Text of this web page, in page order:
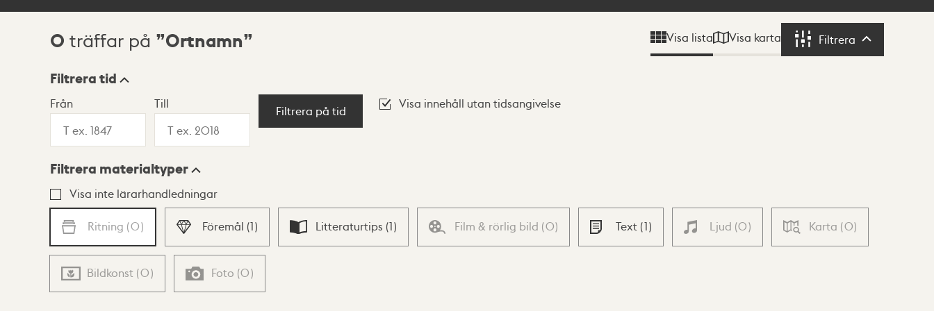
Sökresultat
0 träffar på Ortnamn Visa lista Visa karta Filtrera Filtrera
Visningsläge
Lista Karta
Filtrera tid
Från Till
Filtrera på tid
Visa innehåll utan tidsangivelse
Filtrera materialtyper
Visa inte lärarhandledningar
Ritning (0) Föremål (1) Litteraturtips (1) Film & rörlig bild (0) Text (1) Ljud (0) Karta (0)
Bildkonst (0) Foto (0)